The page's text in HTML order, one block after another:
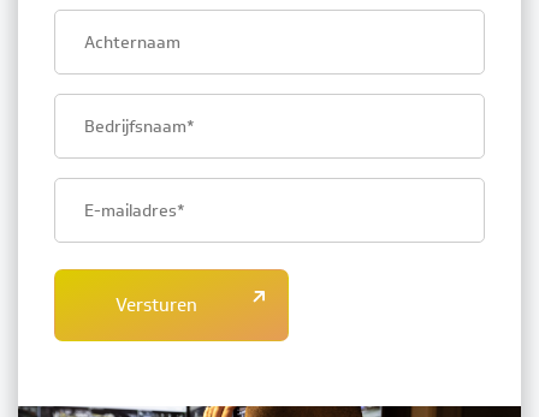
name
Company
name
address